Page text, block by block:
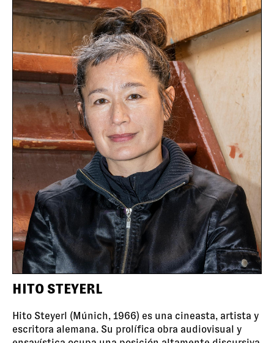
HITO STEYERL
Hito Steyerl (Múnich, 1966) es una cineasta, artista y
escritora alemana. Su prolífica obra audiovisual y